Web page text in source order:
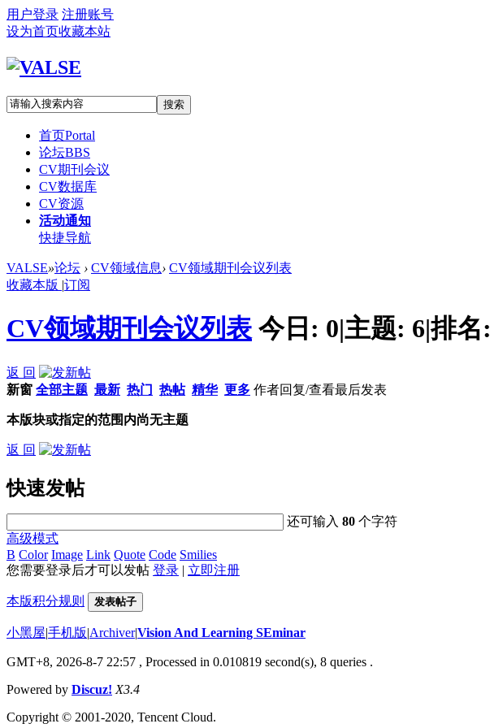
用户登录 注册账号
设为首页收藏本站
搜索
首页Portal
论坛BBS
CV期刊会议
CV数据库
CV资源
活动通知
快捷导航
VALSE»论坛 › CV领域信息› CV领域期刊会议列表
收藏本版 |订阅
CV领域期刊会议列表 今日: 0|主题: 6|排名:
返 回
新窗 全部主题 最新 热门 热帖 精华 更多 作者回复/查看最后发表
本版块或指定的范围内尚无主题
返 回
快速发帖
还可输入80 个字符
高级模式
B Color Image Link Quote Code Smilies
您需要登录后才可以发帖 登录 | 立即注册
本版积分规则 发表帖子
小黑屋|手机版|Archiver|Vision And Learning SEminar
GMT+8, 2026-8-7 22:57 , Processed in 0.010819 second(s), 8 queries .
Powered by Discuz! X3.4
Copyright © 2001-2020, Tencent Cloud.